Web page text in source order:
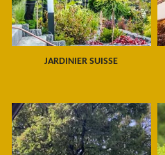
JARDINIER SUISSE